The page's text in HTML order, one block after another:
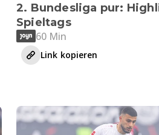
2. Bundesliga pur:
Spieltags
60 Min
Link kopieren